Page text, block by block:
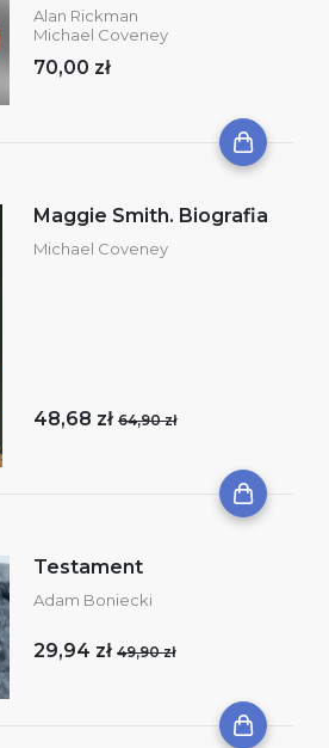
Alan Rickman
Michael Coveney
70,00 zł
Maggie Smith. Biografia
Michael Coveney
48,68 zł 64,90 zł
Testament
Adam Boniecki
29,94 zł 49,90 zł